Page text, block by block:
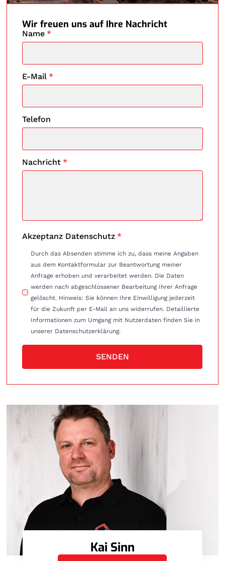
Wir freuen uns auf Ihre Nachricht
Name *
E-Mail *
Telefon
Nachricht *
Akzeptanz Datenschutz *
Durch das Absenden stimme ich zu, dass meine Angaben
aus dem Kontaktformular zur Beantwortung meiner
Anfrage erhoben und verarbeitet werden. Die Daten
werden nach abgeschlossener Bearbeitung Ihrer Anfrage
gelöscht. Hinweis: Sie können Ihre Einwilligung jederzeit
für die Zukunft per E-Mail an uns widerrufen. Detaillierte
Informationen zum Umgang mit Nutzerdaten finden Sie in
unserer Datenschutzerklärung.
SENDEN
Kai Sinn